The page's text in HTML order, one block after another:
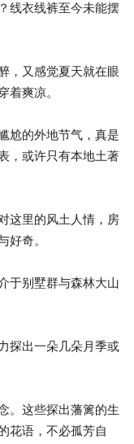
线衣线裤至今未能摆
，又感觉夏天就在眼
着爽凉。
尬的外地节气，真是
，或许只有本地土著
这里的风土人情，房
好奇。
于别墅群与森林大山
探出一朵几朵月季或
。这些探出藩篱的生
花语，不必孤芳自